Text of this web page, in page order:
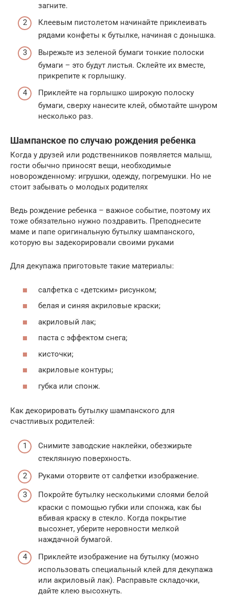
загните.
Клеевым пистолетом начинайте приклеивать
рядами конфеты к бутылке, начиная с донышка.
Вырежьте из зеленой бумаги тонкие полоски
бумаги – это будут листья. Склейте их вместе,
прикрепите к горлышку.
Приклейте на горлышко широкую полоску
бумаги, сверху нанесите клей, обмотайте шнуром
несколько раз.
Шампанское по случаю рождения ребенка
Когда у друзей или родственников появляется малыш,
гости обычно приносят вещи, необходимые
новорожденному: игрушки, одежду, погремушки. Но не
стоит забывать о молодых родителях
Ведь рождение ребенка – важное событие, поэтому их
тоже обязательно нужно поздравить. Преподнесите
маме и папе оригинальную бутылку шампанского,
которую вы задекорировали своими руками
Для декупажа приготовьте такие материалы:
салфетка с «детским» рисунком;
белая и синяя акриловые краски;
акриловый лак;
паста с эффектом снега;
кисточки;
акриловые контуры;
губка или спонж.
Как декорировать бутылку шампанского для
счастливых родителей:
Снимите заводские наклейки, обезжирьте
стеклянную поверхность.
Руками оторвите от салфетки изображение.
Покройте бутылку несколькими слоями белой
краски с помощью губки или спонжа, как бы
вбивая краску в стекло. Когда покрытие
высохнет, уберите неровности мелкой
наждачной бумагой.
Приклейте изображение на бутылку (можно
использовать специальный клей для декупажа
или акриловый лак). Расправьте складочки,
дайте клею высохнуть.